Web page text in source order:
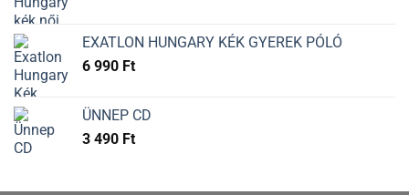
EXATLON HUNGARY KÉK GYEREK PÓLÓ
6 990 Ft
ÜNNEP CD
3 490 Ft